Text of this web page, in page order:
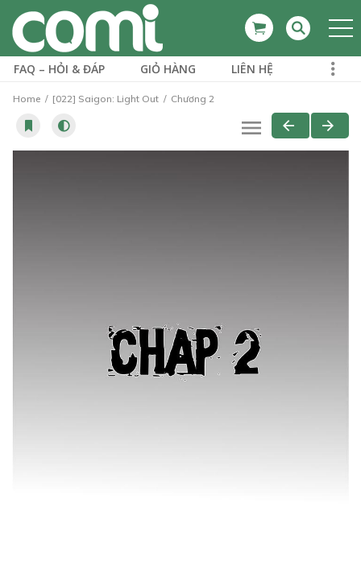
FAQ – HỎI & ĐÁP GIỎ HÀNG LIÊN HỆ
Home [022] Saigon: Light Out Chương 2